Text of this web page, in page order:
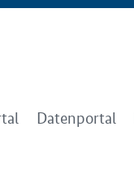
Datenportal